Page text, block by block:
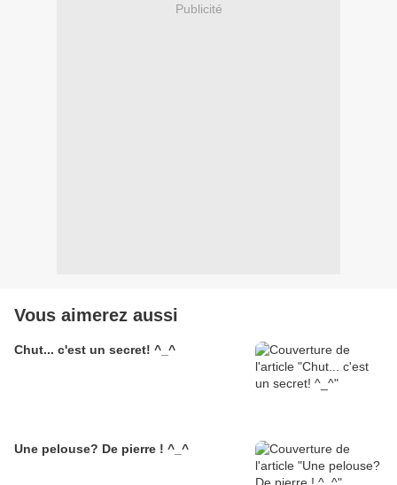
Publicité
Vous aimerez aussi
Chut... c'est un secret! ^_^
Une pelouse? De pierre ! ^_^